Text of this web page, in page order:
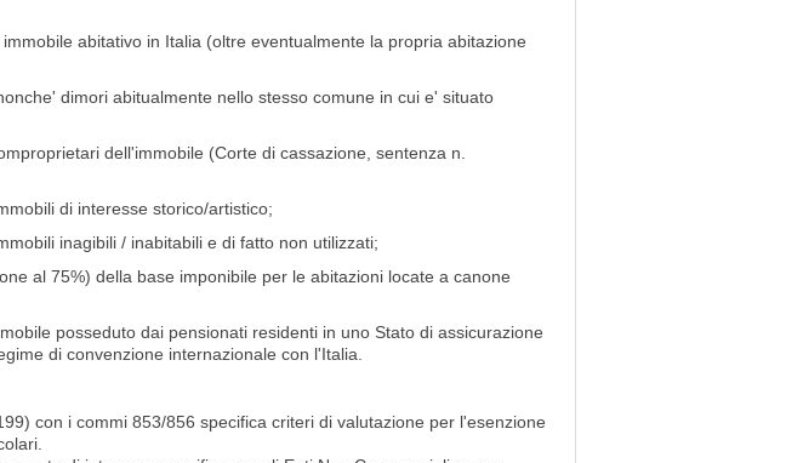
abitativo in Italia (oltre eventualmente la propria abitazione
dimori abitualmente nello stesso comune in cui e' situato
dell'immobile (Corte di cassazione, sentenza n.
di interesse storico/artistico;
inagibili / inabitabili e di fatto non utilizzati;
al 75%) della base imponibile per le abitazioni locate a canone
posseduto dai pensionati residenti in uno Stato di assicurazione
di convenzione internazionale con l'Italia.
con i commi 853/856 specifica criteri di valutazione per l'esenzione